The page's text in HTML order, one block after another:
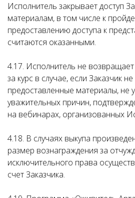
Исполнитель закрывает доступ
материалам, в том числе к
предоставлению доступа к
считаются оказанными.
4.17. Исполнитель не
за курс в случае, если Заказчик
предоставленные материалы, не
уважительных причин,
на вебинарах, организованных
4.18. В случаях выкупа
размер вознаграждения за
исключительного права
счет Заказчика.